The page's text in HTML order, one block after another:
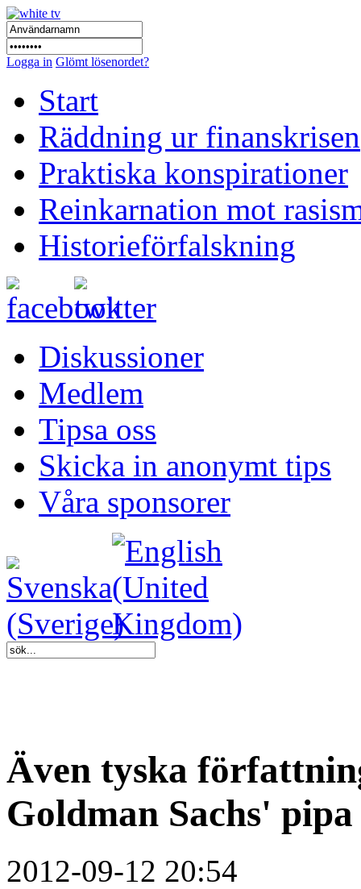
Logga in Glömt lösenordet?
Start
Räddning ur finanskrisen
Praktiska konspirationer
Reinkarnation mot
Historieförfalskning
Diskussioner
Medlem
Tipsa oss
Skicka in anonymt tips
Våra sponsorer
Även tyska
Goldman Sachs' pipa
2012-09-12 20:54